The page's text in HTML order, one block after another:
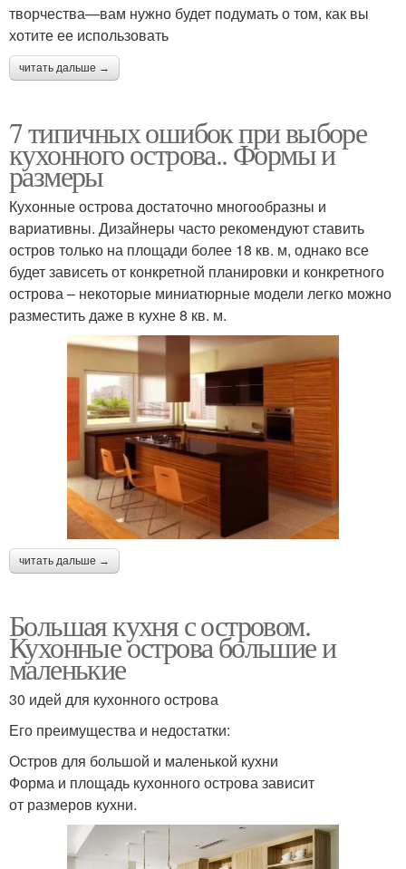
творчества—вам нужно будет подумать о том, как вы
хотите ее использовать
читать дальше →
7 типичных ошибок при выборе
кухонного острова.. Формы и
размеры
Кухонные острова достаточно многообразны и
вариативны. Дизайнеры часто рекомендуют ставить
остров только на площади более 18 кв. м, однако все
будет зависеть от конкретной планировки и конкретного
острова – некоторые миниатюрные модели легко можно
разместить даже в кухне 8 кв. м.
читать дальше →
Большая кухня с островом.
Кухонные острова большие и
маленькие
30 идей для кухонного острова
Его преимущества и недостатки:
Остров для большой и маленькой кухни
Форма и площадь кухонного острова зависит
от размеров кухни.